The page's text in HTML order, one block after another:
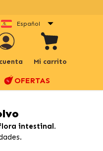
Español
Mi carrito
OFERTAS
intestinal.